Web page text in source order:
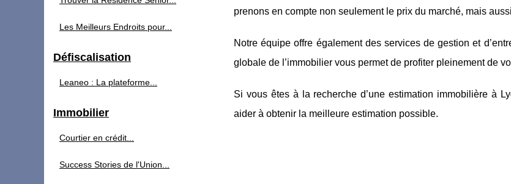
prenons en compte non seulement le prix du marché, mais
Notre équipe offre également des services de gestion et
globale de l’immobilier vous permet de profiter pleinement de
Si vous êtes à la recherche d’une estimation immobilière à
aider à obtenir la meilleure estimation possible.
Les Meilleurs Endroits pour...
Défiscalisation
Leaneo : La plateforme...
Immobilier
Courtier en crédit...
Success Stories de l'Union...